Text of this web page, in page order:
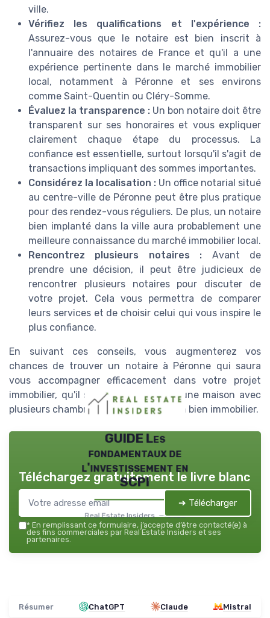
ville.
Vérifiez les qualifications et l'expérience :
Assurez-vous que le notaire est bien inscrit à
l'annuaire des notaires de France et qu'il a une
expérience pertinente dans le marché immobilier
local, notamment à Péronne et ses environs
comme Saint-Quentin ou Cléry-Somme.
Évaluez la transparence : Un bon notaire doit être
transparent sur ses honoraires et vous expliquer
clairement chaque étape du processus. La
confiance est essentielle, surtout lorsqu'il s'agit de
transactions impliquant des sommes importantes.
Considérez la localisation : Un office notarial situé
au centre-ville de Péronne peut être plus pratique
pour des rendez-vous réguliers. De plus, un notaire
bien implanté dans la ville aura probablement une
meilleure connaissance du marché immobilier local.
Rencontrez plusieurs notaires : Avant de
prendre une décision, il peut être judicieux de
rencontrer plusieurs notaires pour discuter de
votre projet. Cela vous permettra de comparer
leurs services et de choisir celui qui vous inspire le
plus confiance.
En suivant ces conseils, vous augmenterez vos
chances de trouver un notaire à Péronne qui saura
vous accompagner efficacement dans votre projet
immobilier, qu'il s'agisse de l'achat d'une maison avec
plusieurs chambres ou de la vente d'un bien immobilier.
GUIDE Les
fondamentaux de
l'investissement en
SCPI
Real Estate Insiders — 2026
Téléchargez gratuitement le livre blanc
➔ Télécharger
* En remplissant ce formulaire, j’accepte d’être contacté(e) à
des fins commerciales par Real Estate Insiders et ses
partenaires.
Résumer ChatGPT Claude Mistral